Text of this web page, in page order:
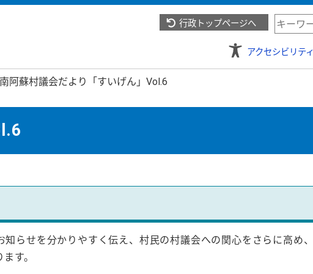
行政トップページへ
検
索
キ
アクセシビリティ
南阿蘇村議会だより「すいげん」Vol.6
らせを分かりやすく伝え、村民の村議会への関心をさらに高め、
す。